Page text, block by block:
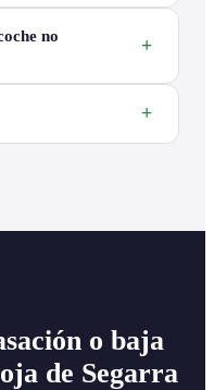
no
o baja
de Segarra